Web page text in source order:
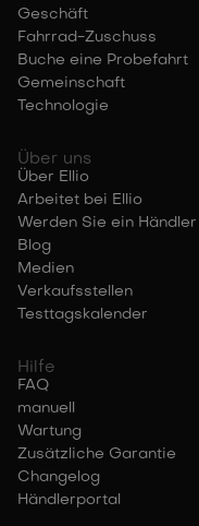
Geschäft
Fahrrad-Zuschuss
Buche eine Probefahrt
Gemeinschaft
Technologie
Über uns
Über Ellio
Arbeitet bei Ellio
Werden Sie ein Händler
Blog
Medien
Verkaufsstellen
Testtagskalender
Hilfe
FAQ
manuell
Wartung
Zusätzliche Garantie
Changelog
Händlerportal